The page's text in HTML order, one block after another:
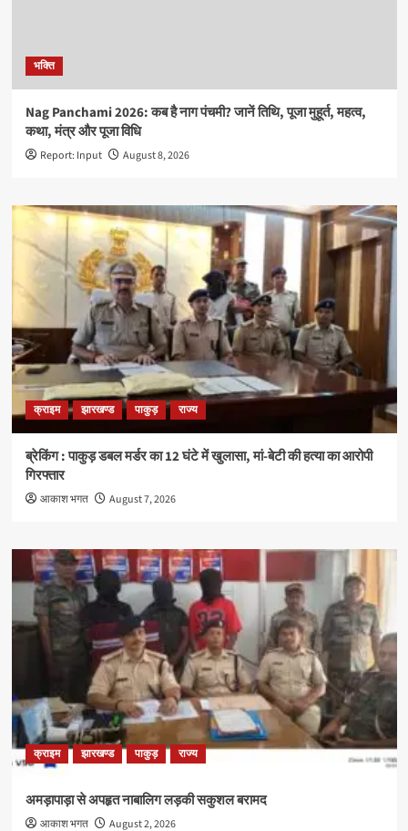
भक्ति
Nag Panchami 2026: कब है नाग पंचमी? जानें तिथि, पूजा मुहूर्त, महत्व,
कथा, मंत्र और पूजा विधि
Report: Input August 8, 2026
क्राइम झारखण्ड पाकुड़ राज्य
ब्रेकिंग : पाकुड़ डबल मर्डर का 12 घंटे में खुलासा, मां-बेटी की हत्या का आरोपी
गिरफ्तार
आकाश भगत August 7, 2026
क्राइम झारखण्ड पाकुड़ राज्य
अमड़ापाड़ा से अपहृत नाबालिग लड़की सकुशल बरामद
आकाश भगत August 2, 2026